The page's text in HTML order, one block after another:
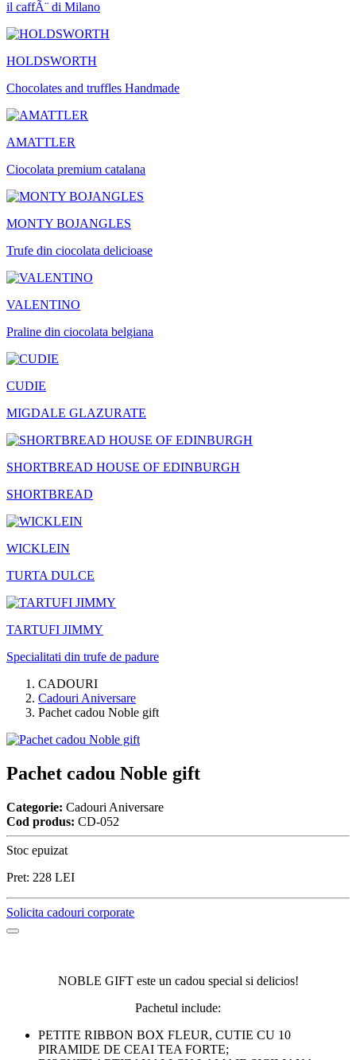
il caffÃ¨ di Milano
HOLDSWORTH
Chocolates and truffles Handmade
AMATTLER
Ciocolata premium catalana
MONTY BOJANGLES
Trufe din ciocolata delicioase
VALENTINO
Praline din ciocolata belgiana
CUDIE
MIGDALE GLAZURATE
SHORTBREAD HOUSE OF EDINBURGH
SHORTBREAD
WICKLEIN
TURTA DULCE
TARTUFI JIMMY
Specialitati din trufe de padure
CADOURI
Cadouri Aniversare
Pachet cadou Noble gift
Pachet cadou Noble gift
Categorie: Cadouri Aniversare
Cod produs: CD-052
Stoc epuizat
Pret: 228 LEI
Solicita cadouri corporate
NOBLE GIFT este un cadou special si delicios!
Pachetul include:
PETITE RIBBON BOX FLEUR, CUTIE CU 10
PIRAMIDE DE CEAI TEA FORTE;